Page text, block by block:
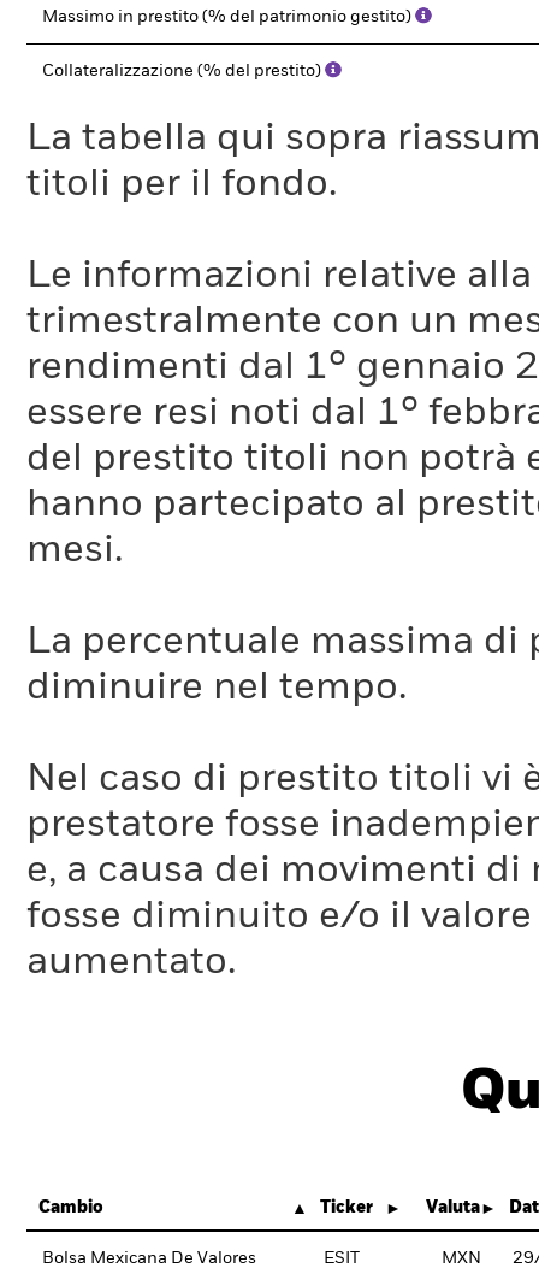
Massimo in prestito (% del patrimonio gestito)
Collateralizzazione (% del prestito)
La tabella qui sopra
titoli per il fondo.
Le informazioni relative
trimestralmente con un
rendimenti dal 1° gennaio
essere resi noti dal 1°
del prestito titoli non potrà
hanno partecipato al
mesi.
La percentuale massima
diminuire nel tempo.
Nel caso di prestito titoli vi
prestatore fosse
e, a causa dei movimenti
fosse diminuito e/o il
aumentato.
Cambio Ticker Valuta
Bolsa Mexicana De Valores ESIT MXN